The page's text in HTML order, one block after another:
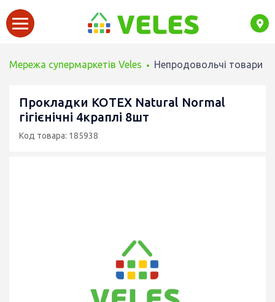
Мережа супермаркетів Veles Непродовольчі товари
Прокладки KOTEX Natural Normal
гігієнічні 4краплі 8шт
Код товара: 185938